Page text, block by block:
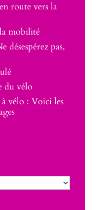
route vers la
mobilité
désespérez pas,
du vélo
à vélo : Voici les